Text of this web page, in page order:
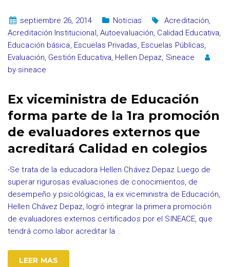
septiembre 26, 2014 Noticias Acreditación,
Acreditación Institucional, Autoevaluación, Calidad Educativa,
Educación básica, Escuelas Privadas, Escuelas Públicas,
Evaluación, Gestión Educativa, Hellen Depaz, Sineace
bysineace
Ex viceministra de Educación
forma parte de la 1ra promoción
de evaluadores externos que
acreditará Calidad en colegios
-Se trata de la educadora Hellen Chávez Depaz Luego de
superar rigurosas evaluaciones de conocimientos, de
desempeño y psicológicas, la ex viceministra de Educación,
Hellen Chávez Depaz, logró integrar la primera promoción
de evaluadores externos certificados por el SINEACE, que
tendrá como labor acreditar la …
LEER MAS